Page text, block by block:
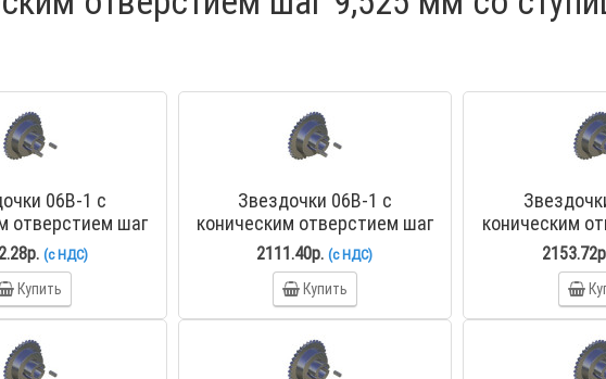
06B-1 с
отверстием шаг
ступицей PHS
1TB26
(с НДС)
Купить
Звездочки 06B-1 с
коническим отверстием шаг
9,525 мм со ступицей PHS
06B-1TB27
2111.40р.(с НДС)
Купить
коническим
9,525 мм со
06B-